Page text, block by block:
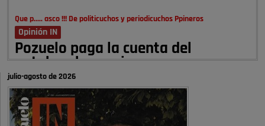
Que p..... asco !!! De politicuchos y periodicuchos Ppineros
Opinión IN
Pozuelo paga la cuenta del
autobombo: casi …
Señora Alcaldesa Ud no ha vivido nunca en Pozuelo , pero yo si desde
hace más de 60 años , …
Pozuelo de Alarcón
julio-agosto de 2026